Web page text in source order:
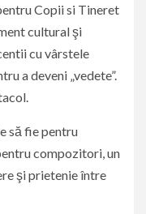
Copii si Tineret
cultural şi
cu vârstele
a deveni „vedete”.
să fie pentru
compozitori, un
şi prietenie între